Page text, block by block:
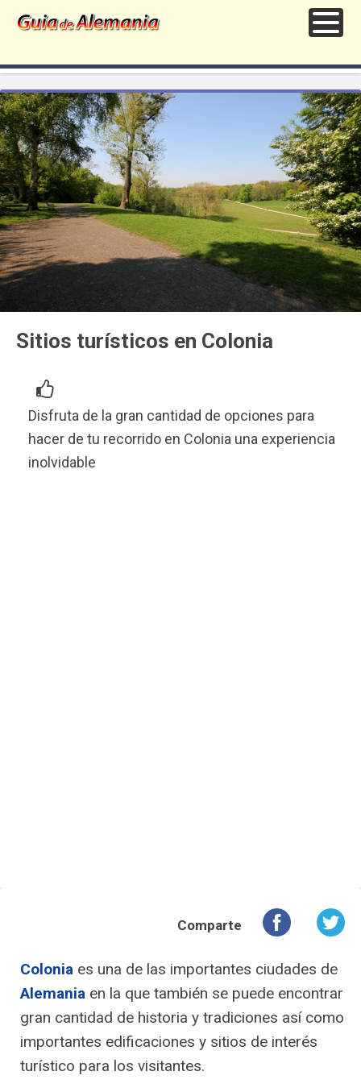
Sitios turísticos en Colonia
Disfruta de la gran cantidad de opciones para
hacer de tu recorrido en Colonia una experiencia
inolvidable
Comparte
Colonia es una de las importantes ciudades de
Alemania en la que también se puede encontrar
gran cantidad de historia y tradiciones así como
importantes edificaciones y sitios de interés
turístico para los visitantes.